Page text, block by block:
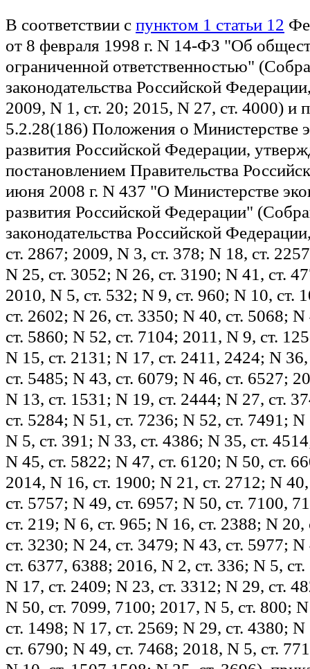
В соответствии с пунктом 1 статьи 12
от 8 февраля 1998 г. N 14-ФЗ "Об
ограниченной ответственностью"
законодательства Российской
2009, N 1, ст. 20; 2015, N 27, ст. 4000) и
5.2.28(186) Положения о Министерстве
развития Российской Федерации,
постановлением Правительства
июня 2008 г. N 437 "О Министерстве
развития Российской Федерации"
законодательства Российской
ст. 2867; 2009, N 3, ст. 378; N 18, ст.
N 25, ст. 3052; N 26, ст. 3190; N 41, ст.
2010, N 5, ст. 532; N 9, ст. 960; N 10, ст.
ст. 2602; N 26, ст. 3350; N 40, ст. 5068;
ст. 5860; N 52, ст. 7104; 2011, N 9, ст.
N 15, ст. 2131; N 17, ст. 2411, 2424; N
ст. 5485; N 43, ст. 6079; N 46, ст. 6527;
N 13, ст. 1531; N 19, ст. 2444; N 27, ст.
ст. 5284; N 51, ст. 7236; N 52, ст. 7491;
N 5, ст. 391; N 33, ст. 4386; N 35, ст.
N 45, ст. 5822; N 47, ст. 6120; N 50, ст.
2014, N 16, ст. 1900; N 21, ст. 2712; N
ст. 5757; N 49, ст. 6957; N 50, ст. 7100,
ст. 219; N 6, ст. 965; N 16, ст. 2388; N
ст. 3230; N 24, ст. 3479; N 43, ст. 5977;
ст. 6377, 6388; 2016, N 2, ст. 336; N 5,
N 17, ст. 2409; N 23, ст. 3312; N 29, ст.
N 50, ст. 7099, 7100; 2017, N 5, ст. 800;
ст. 1498; N 17, ст. 2569; N 29, ст. 4380;
ст. 6790; N 49, ст. 7468; 2018, N 5, ст.